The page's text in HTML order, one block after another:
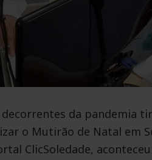
da pandemia
o Mutirão de Natal em
ClicSoledade,